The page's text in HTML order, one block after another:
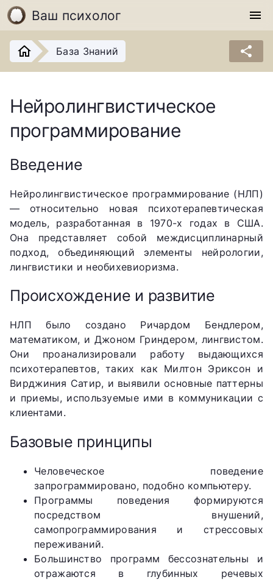
Ваш психолог menu
База Знаний share
Нейролингвистическое
программирование
Введение
Нейролингвистическое программирование (НЛП)
— относительно новая психотерапевтическая
модель, разработанная в 1970-х годах в США.
Она представляет собой междисциплинарный
подход, объединяющий элементы нейрологии,
лингвистики и необихевиоризма.
Происхождение и развитие
НЛП было создано Ричардом Бендлером,
математиком, и Джоном Гриндером, лингвистом.
Они проанализировали работу выдающихся
психотерапевтов, таких как Милтон Эриксон и
Вирджиния Сатир, и выявили основные паттерны
и приемы, используемые ими в коммуникации с
клиентами.
Базовые принципы
Человеческое поведение
запрограммировано, подобно компьютеру.
Программы поведения формируются
посредством внушений,
самопрограммирования и стрессовых
переживаний.
Большинство программ бессознательны и
отражаются в глубинных речевых